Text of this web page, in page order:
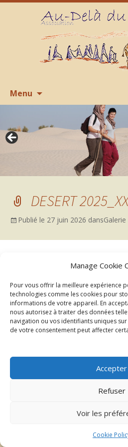
Manage Cookie
Pour vous offrir la meilleure expérience
technologies comme les cookies pour
informations de votre appareil. En
nous autorisez à traiter des données
navigation ou vos identifiants uniques
de votre consentement peut affecter
Accepter
Refuser
Voir les
Cookie
Menu
contenu
DESERT
Publié le 27 juin 2026 dansGalerie
DESERT
Mentions légales | ©2026 Au